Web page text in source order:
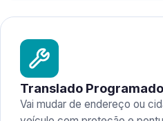
Translado Programado
Vai mudar de endereço ou